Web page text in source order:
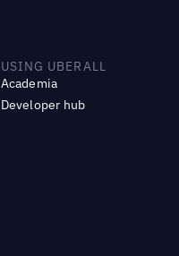
USING UBERALL
Academia
Developer hub